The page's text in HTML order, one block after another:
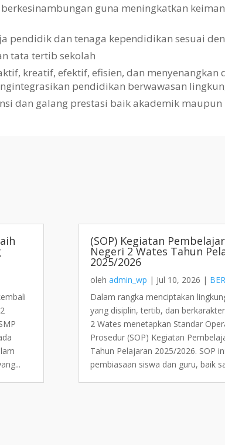
guna meningkatkan
pendidik dan tenaga kependidikan sesuai
tata tertib sekolah
kreatif, efektif, efisien, dan
pendidikan berwawasan
dan galang prestasi baik akademik
(SOP) Kegiatan
Negeri 2 Wates Tahun
2025/2026
oleh admin_wp | Jul 10, 2026 |
Dalam rangka menciptakan
yang disiplin, tertib, dan
2 Wates menetapkan Standar
Prosedur (SOP) Kegiatan
Tahun Pelajaran 2025/2026. SOP
pembiasaan siswa dan guru, baik